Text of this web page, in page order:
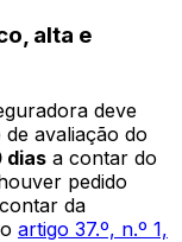
alta e
deve
avaliação do
dias a contar do
pedido
da
artigo 37.º, n.º 1,